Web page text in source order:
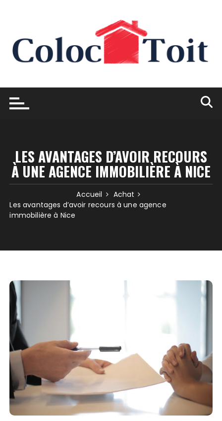
LES AVANTAGES D’AVOIR RECOURS
À UNE AGENCE IMMOBILIÈRE À NICE
Accueil
Achat
Les avantages d’avoir recours à une agence
immobilière à Nice